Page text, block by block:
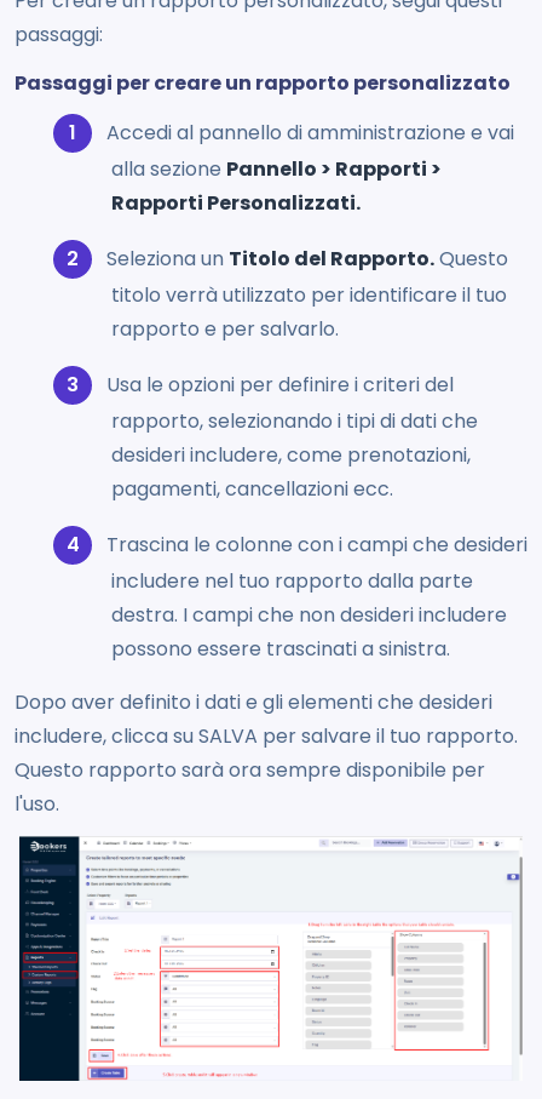
passaggi:
Passaggi per creare un rapporto personalizzato
Accedi al pannello di amministrazione e vai
alla sezione Pannello > Rapporti >
Rapporti Personalizzati.
Seleziona un Titolo del Rapporto.Questo
titolo verrà utilizzato per identificare il tuo
rapporto e per salvarlo.
Usa le opzioni per definire i criteri del
rapporto, selezionando i tipi di dati che
desideri includere, come prenotazioni,
pagamenti, cancellazioni ecc.
Trascina le colonne con i campi che desideri
includere nel tuo rapporto dalla parte
destra. I campi che non desideri includere
possono essere trascinati a sinistra.
Dopo aver definito i dati e gli elementi che desideri
includere, clicca su SALVA per salvare il tuo rapporto.
Questo rapporto sarà ora sempre disponibile per
l'uso.